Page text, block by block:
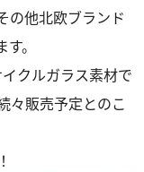
の他北欧ブランド
。
クルガラス素材で
々販売予定とのこ